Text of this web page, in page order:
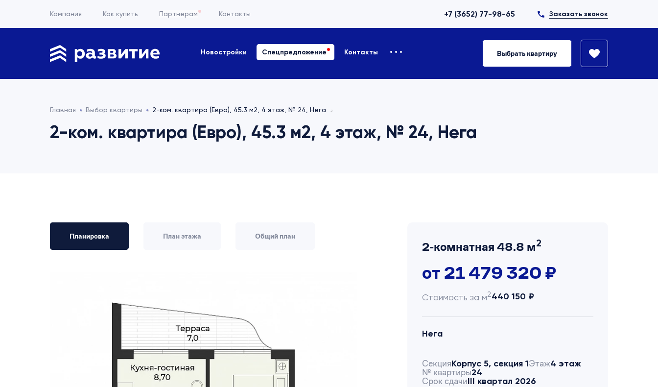
Компания Как купить Партнерам Контакты +7 (3652) 77-98-65 Заказать звонок
Новостройки Спецпредложение Контакты Выбрать квартиру
Главная Выбор квартиры 2-ком. квартира (Евро), 45.3 м2, 4 этаж, № 24, Нега
2-ком. квартира (Евро), 45.3 м2, 4 этаж, № 24, Нега
Планировка План этажа Общий план
2-комнатная 48.8 м2
от 21 479 320 ₽
Стоимость за м2440 150 ₽
Нега
СекцияКорпус 5, секция 1Этаж4 этаж
№ квартиры24
Срок сдачиIII квартал 2026